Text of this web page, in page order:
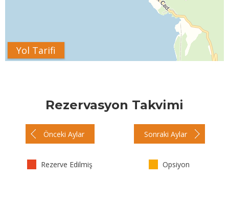
Yol Tarifi
Rezervasyon Takvimi
Önceki Aylar Sonraki Aylar
Rezerve Edilmiş Opsiyon